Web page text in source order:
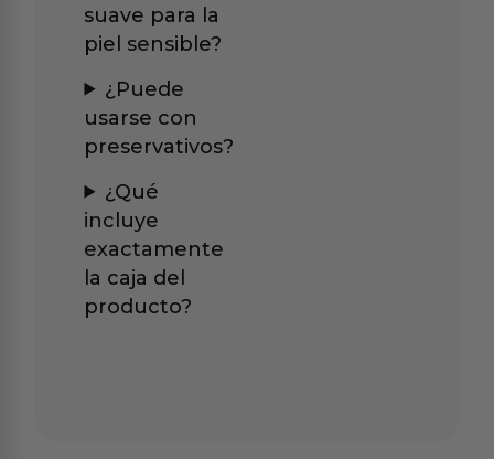
suave para la
piel sensible?
¿Puede
usarse con
preservativos?
¿Qué
incluye
exactamente
la caja del
producto?